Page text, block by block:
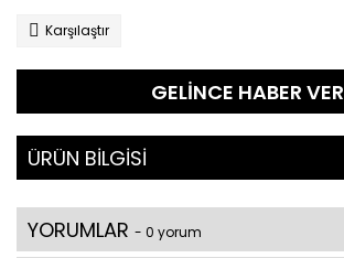
Karşılaştır
GELİNCE HABER VER
ÜRÜN BİLGİSİ
YORUMLAR - 0 yorum